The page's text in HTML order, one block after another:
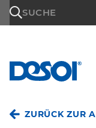
SUCHE
ZURÜCK ZUR